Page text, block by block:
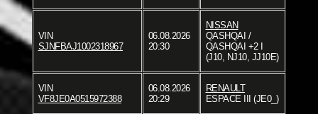
VIN
SJNFBAJ1002318967
06.08.2026
20:30
NISSAN
QASHQAI /
QASHQAI +2 I
(J10, NJ10, JJ10E)
VIN
VF8JE0A0515972388
06.08.2026
20:29
RENAULT
ESPACE III (JE0_)